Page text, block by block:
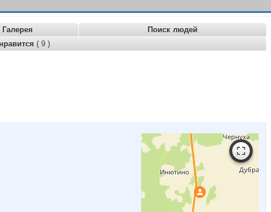
Галерея
Поиск людей
( 9 )